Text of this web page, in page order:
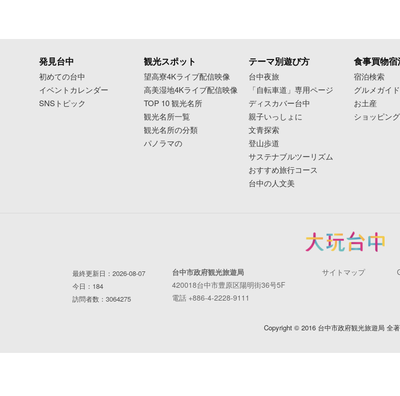
発見台中
初めての台中
イベントカレンダー
SNSトピック
観光スポット
望高寮4Kライブ配信映像
高美湿地4Kライブ配信映像
TOP 10 観光名所
観光名所一覧
観光名所の分類
パノラマの
テーマ別遊び方
台中夜旅
「自転車道」専用ページ
ディスカバー台中
親子いっしょに
文青探索
登山歩道
サステナブルツーリズム
おすすめ旅行コース
台中の人文美
食事買物宿
宿泊検索
グルメガイド
お土産
ショッピン
最終更新日：2026-08-07
今日：184
訪問者数：3064275
台中市政府観光旅遊局
420018台中市豊原区陽明街36号5F
電話 +886-4-2228-9111
サイトマップ
Copyright © 2016 台中市政府観光旅遊局 全